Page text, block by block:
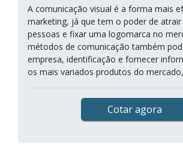
A comunicação visual é a forma mais
marketing, já que tem o poder de
pessoas e fixar uma logomarca no
métodos de comunicação também
empresa, identificação e fornecer
os mais variados produtos do
Cotar agora